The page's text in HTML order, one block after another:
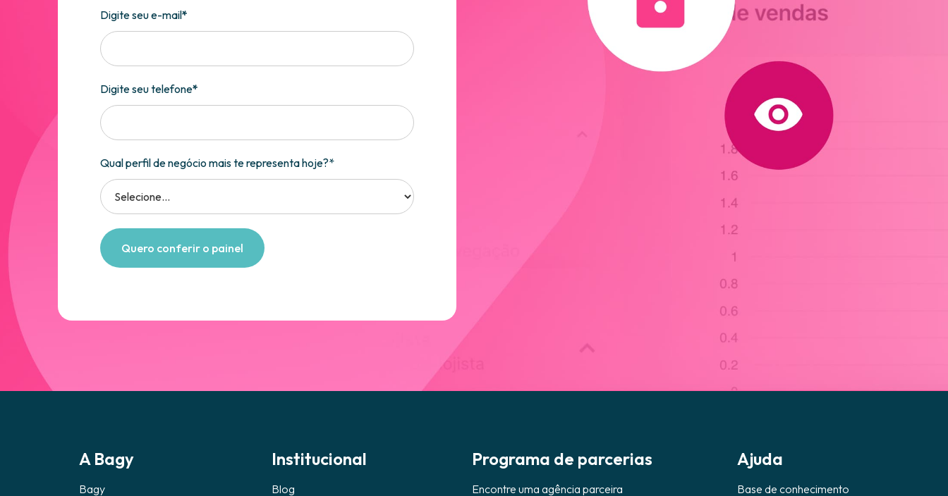
Digite seu e-mail*
Digite seu telefone*
Qual perfil de negócio mais te representa hoje?*
A Bagy
Bagy
Institucional
Blog
Programa de parcerias
Encontre uma agência parceira
Ajuda
Base de conhecimento